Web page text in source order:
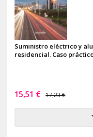
Suministro eléctrico y
residencial. Caso
15,51 € 17,23 €